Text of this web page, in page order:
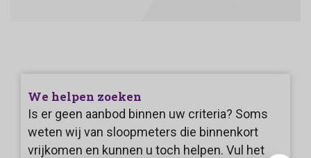
We helpen zoeken
Is er geen aanbod binnen uw criteria? Soms
weten wij van sloopmeters die binnenkort
vrijkomen en kunnen u toch helpen. Vul het